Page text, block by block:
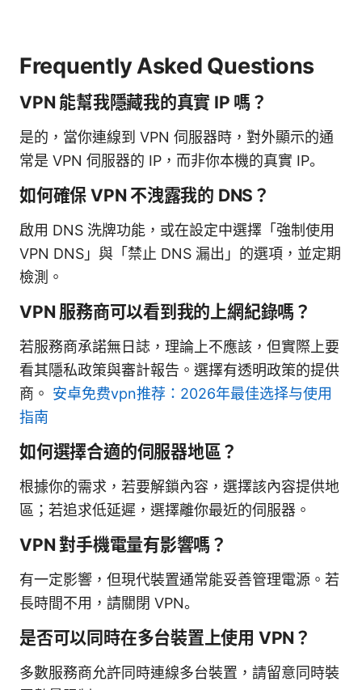
Frequently Asked Questions
VPN 能幫我隱藏我的真實 IP 嗎？
是的，當你連線到 VPN 伺服器時，對外顯示的通
常是 VPN 伺服器的 IP，而非你本機的真實 IP。
如何確保 VPN 不洩露我的 DNS？
啟用 DNS 洗牌功能，或在設定中選擇「強制使用
VPN DNS」與「禁止 DNS 漏出」的選項，並定期
檢測。
VPN 服務商可以看到我的上網紀錄嗎？
若服務商承諾無日誌，理論上不應該，但實際上要
看其隱私政策與審計報告。選擇有透明政策的提供
商。 安卓免费vpn推荐：2026年最佳选择与使用
指南
如何選擇合適的伺服器地區？
根據你的需求，若要解鎖內容，選擇該內容提供地
區；若追求低延遲，選擇離你最近的伺服器。
VPN 對手機電量有影響嗎？
有一定影響，但現代裝置通常能妥善管理電源。若
長時間不用，請關閉 VPN。
是否可以同時在多台裝置上使用 VPN？
多數服務商允許同時連線多台裝置，請留意同時裝